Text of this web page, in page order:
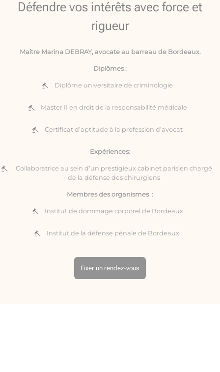
Défendre vos intérêts avec force et
rigueur
Maître Marina DEBRAY, avocate au barreau de Bordeaux.
Diplômes :
Diplôme universitaire de criminologie
Master II en droit de la responsabilité médicale
Certificat d’aptitude à la profession d’avocat
Expériences:
Collaboratrice au sein d’un prestigieux cabinet parisien chargé
de la défense des chirurgiens
Membres des organismes :
Institut de dommage corporel de Bordeaux
Institut de la défense pénale de Bordeaux.
Fixer un rendez-vous